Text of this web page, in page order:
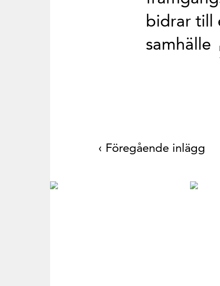
bidrar till
samhälle
‹ Föregående inlägg